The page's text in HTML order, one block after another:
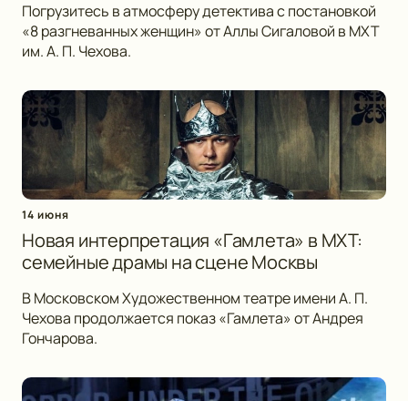
Погрузитесь в атмосферу детектива с постановкой
«8 разгневанных женщин» от Аллы Сигаловой в МХТ
им. А. П. Чехова.
14 июня
Новая интерпретация «Гамлета» в МХТ:
семейные драмы на сцене Москвы
В Московском Художественном театре имени А. П.
Чехова продолжается показ «Гамлета» от Андрея
Гончарова.